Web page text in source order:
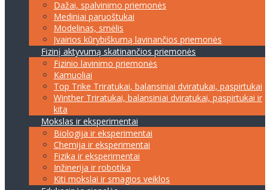
Dažai, spalvinimo priemonės
Mediniai paruoštukai
Modelinas, smėlis
Įvairios kūrybiškumą lavinančios priemonės
Fizinį aktyvumą skatinančios priemonės
Fizinio lavinimo priemonės
Kamuoliai
Top Trike Triratukai, balansiniai dviratukai, paspirtukai
Winther Triratukai, balansiniai dviratukai, paspirtukai ir
kita
Mokslas ir eksperimentai
Biologija ir eksperimentai
Chemija ir eksperimentai
Fizika ir eksperimentai
Inžinerija ir robotika
Kiti mokslai ir smagios veiklos